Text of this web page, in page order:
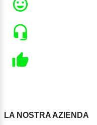
LA NOSTRA AZIENDA